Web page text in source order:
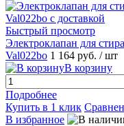
Быстрый просмотр
Электроклапан для
Val022bo 1 164 руб. / шт
В корзину
Подробнее
Купить в 1 клик
В избранное